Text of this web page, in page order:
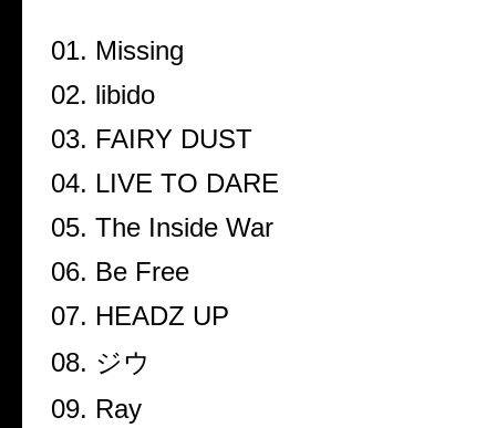
01. Missing
02. libido
03. FAIRY DUST
04. LIVE TO DARE
05. The Inside War
06. Be Free
07. HEADZ UP
08. ジウ
09. Ray